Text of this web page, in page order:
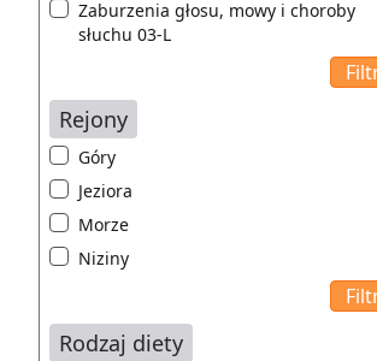
Zaburzenia głosu, mowy i choroby
słuchu 03-L
Rejony
Góry
Jeziora
Morze
Niziny
Rodzaj diety